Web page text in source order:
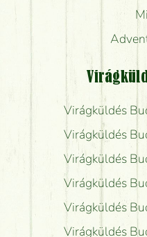
Virágküldés
Virágküldés
Virágküldés
Virágküldés
Virágküldés
Virágküldés